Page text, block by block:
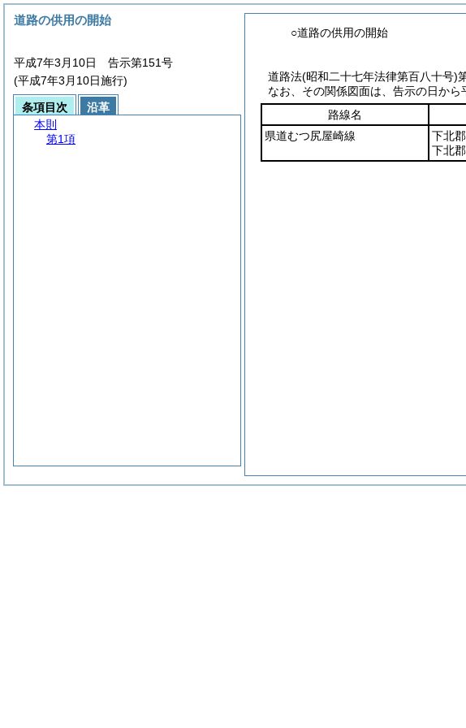
○道路の供用の開始
道路法(昭和二十七年法律第百八十号)
なお、その関係図面は、告示の日か
路線名
県道むつ尻屋崎線
下北
下北
道路の供用の開始
平成7年3月10日 告示第151号
(平成7年3月10日施行)
条項目次
沿革
本則
第1項